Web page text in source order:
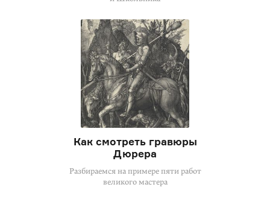
Как смотреть гравюры
Дюрера
Разбираемся на примере пяти работ
великого мастера